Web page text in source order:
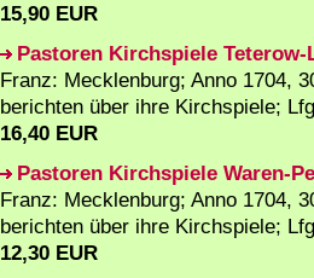
15,90 EUR
Pastoren Kirchspiele Teterow-
Franz: Mecklenburg; Anno 1704,
berichten über ihre Kirchspiele;
16,40 EUR
Pastoren Kirchspiele Waren-
Franz: Mecklenburg; Anno 1704,
berichten über ihre Kirchspiele;
12,30 EUR